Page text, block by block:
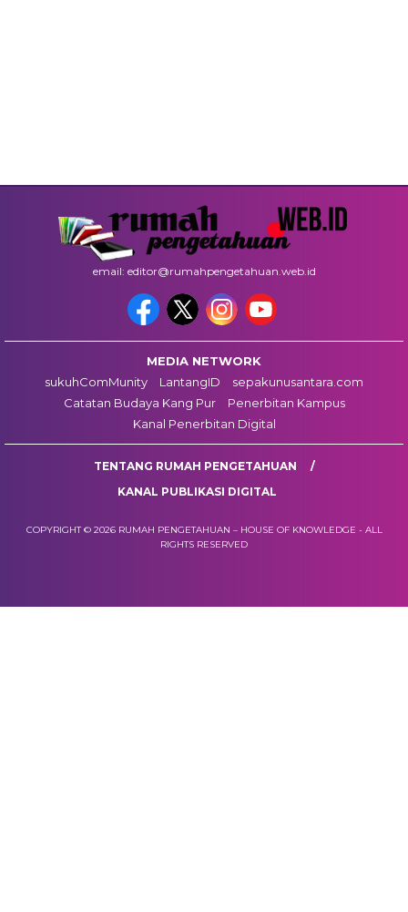
email: editor@rumahpengetahuan.web.id
MEDIA NETWORK
sukuhComMunity
LantangID
sepakunusantara.com
Catatan Budaya Kang Pur
Penerbitan Kampus
Kanal Penerbitan Digital
TENTANG RUMAH PENGETAHUAN
KANAL PUBLIKASI DIGITAL
COPYRIGHT © 2026 RUMAH PENGETAHUAN – HOUSE OF KNOWLEDGE - ALL
RIGHTS RESERVED